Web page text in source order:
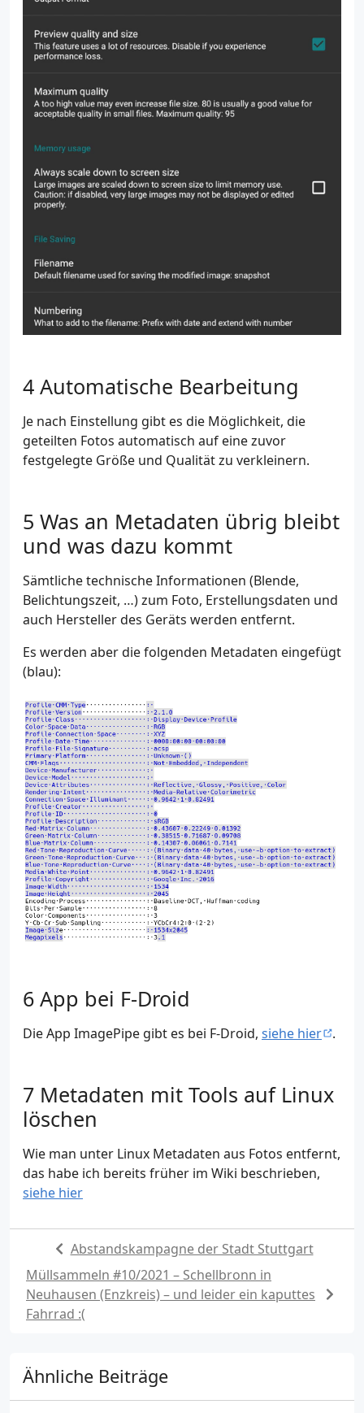
Automatische Bearbeitung
Je nach Einstellung gibt es die Möglichkeit, die
geteilten Fotos automatisch auf eine zuvor
festgelegte Größe und Qualität zu verkleinern.
Was an Metadaten übrig bleibt
und was dazu kommt
Sämtliche technische Informationen (Blende,
Belichtungszeit, …) zum Foto, Erstellungsdaten und
auch Hersteller des Geräts werden entfernt.
Es werden aber die folgenden Metadaten eingefügt
(blau):
App bei F-Droid
Die App ImagePipe gibt es bei F-Droid, siehe hier .
Metadaten mit Tools auf Linux
löschen
Wie man unter Linux Metadaten aus Fotos entfernt,
das habe ich bereits früher im Wiki beschrieben,
siehe hier
Abstandskampagne der Stadt Stuttgart
Müllsammeln #10/2021 – Schellbronn in
Neuhausen (Enzkreis) – und leider ein kaputtes
Fahrrad :(
Ähnliche Beiträge